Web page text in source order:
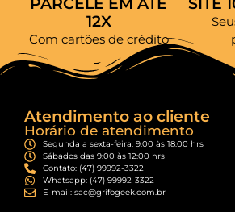
PARCELE EM ATÉ
12X
Com cartões de crédito
SITE
Atendimento ao cliente
Horário de atendimento
Segunda a sexta-feira: 9:00 às 18:00 hrs
Sábados das 9:00 às 12:00 hrs
Contato: (47) 99992-3322
Whatsapp: (47) 99992-3322
E-mail: sac@grifogeek.com.br